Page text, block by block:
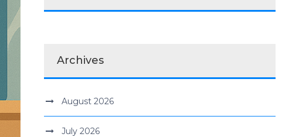
Archives
August 2026
July 2026